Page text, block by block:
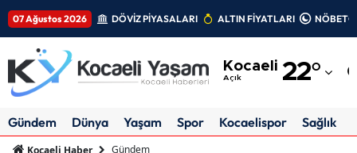
07 Ağustos 2026 DÖVİZ PİYASALARI ALTIN FİYATLARI
Kocaeli
Açık 22°
Adıyaman
Gündem Dünya Yaşam Spor Kocaelispor Sağlık
Kocaeli Haber Gündem